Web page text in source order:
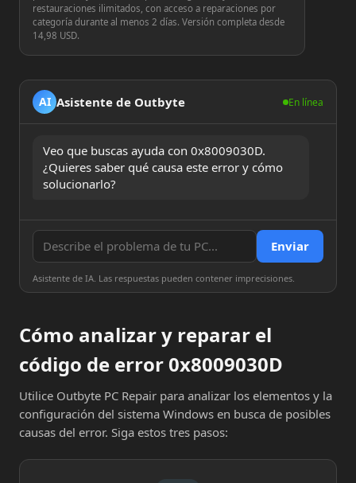
restauraciones ilimitados, con acceso a reparaciones por
categoría durante al menos 2 días. Versión completa desde
14,98 USD.
AI Asistente de Outbyte En línea
Veo que buscas ayuda con 0x8009030D.
¿Quieres saber qué causa este error y cómo
solucionarlo?
Enviar
Asistente de IA. Las respuestas pueden contener imprecisiones.
Cómo analizar y reparar el
código de error 0x8009030D
Utilice Outbyte PC Repair para analizar los elementos y la
configuración del sistema Windows en busca de posibles
causas del error. Siga estos tres pasos: